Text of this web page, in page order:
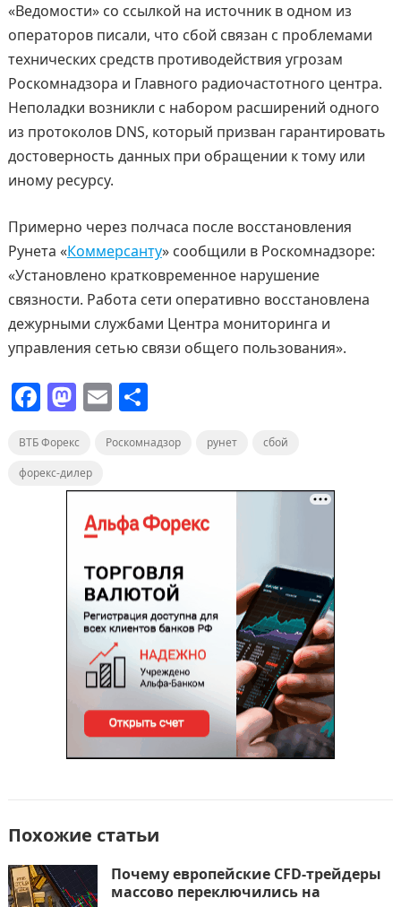
«Ведомости» со ссылкой на источник в одном из
операторов писали, что сбой связан с проблемами
технических средств противодействия угрозам
Роскомнадзора и Главного радиочастотного центра.
Неполадки возникли с набором расширений одного
из протоколов DNS, который призван гарантировать
достоверность данных при обращении к тому или
иному ресурсу.
Примерно через полчаса после восстановления
Рунета «Коммерсанту» сообщили в Роскомнадзоре:
«Установлено кратковременное нарушение
связности. Работа сети оперативно восстановлена
дежурными службами Центра мониторинга и
управления сетью связи общего пользования».
F
c
e
M
st
o
d
o
n
E
ai
l
О
п
р
а
в
и
т
ь
ВТБ Форекс Роскомнадзор рунет
сбой
форекс-дилер
Похожие статьи
Почему европейские CFD-трейдеры
массово переключились на